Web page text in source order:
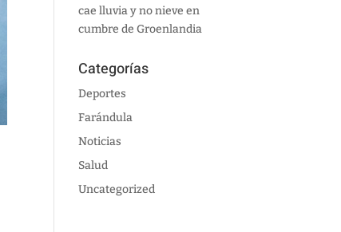
cae lluvia y no nieve en
cumbre de Groenlandia
Categorías
Deportes
Farándula
Noticias
Salud
Uncategorized